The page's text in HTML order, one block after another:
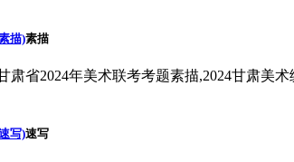
描)素描
肃省2024年美术联考考题素描,2024甘肃美术
写)速写